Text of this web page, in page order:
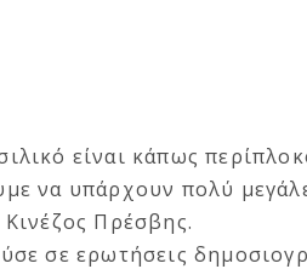
είναι κάπως
να υπάρχουν πολύ
Πρέσβης.
σε ερωτήσεις